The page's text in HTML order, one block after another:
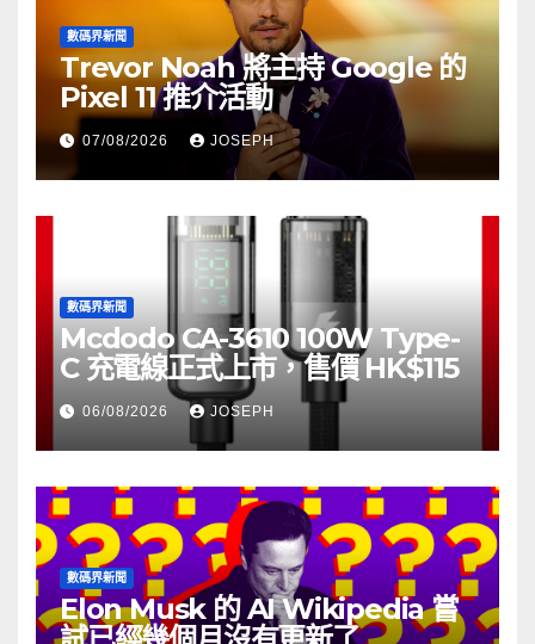
數碼界新聞
Trevor Noah 將主持 Google 的
Pixel 11 推介活動
07/08/2026 JOSEPH
數碼界新聞
Mcdodo CA-3610 100W Type-
C 充電線正式上市，售價 HK$115
06/08/2026 JOSEPH
數碼界新聞
Elon Musk 的 AI Wikipedia 嘗